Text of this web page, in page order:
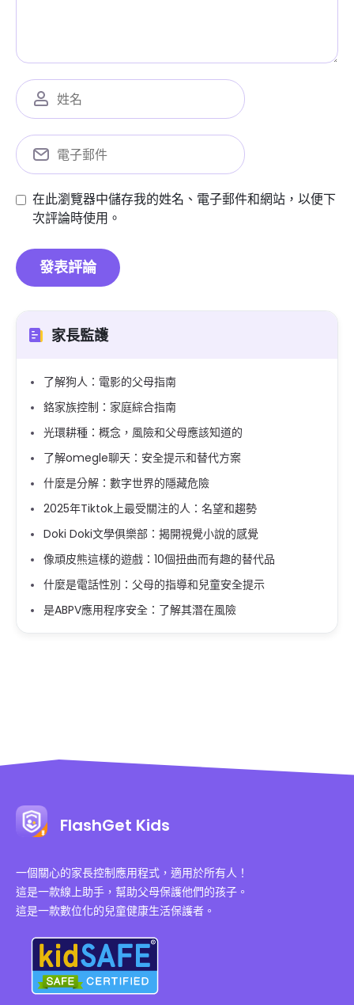
在此瀏覽器中儲存我的姓名、電子郵件和網站，以便下
次評論時使用。
家長監護
了解狗人：電影的父母指南
鉻家族控制：家庭綜合指南
光環耕種：概念，風險和父母應該知道的
了解omegle聊天：安全提示和替代方案
什麼是分解：數字世界的隱藏危險
2025年Tiktok上最受關注的人：名望和趨勢
Doki Doki文學俱樂部：揭開視覺小說的感覺
像頑皮熊這樣的遊戲：10個扭曲而有趣的替代品
什麼是電話性別：父母的指導和兒童安全提示
是ABPV應用程序安全：了解其潛在風險
FlashGet Kids
一個關心的家長控制應用程式，適用於所有人！
這是一款線上助手，幫助父母保護他們的孩子。
這是一款數位化的兒童健康生活保護者。